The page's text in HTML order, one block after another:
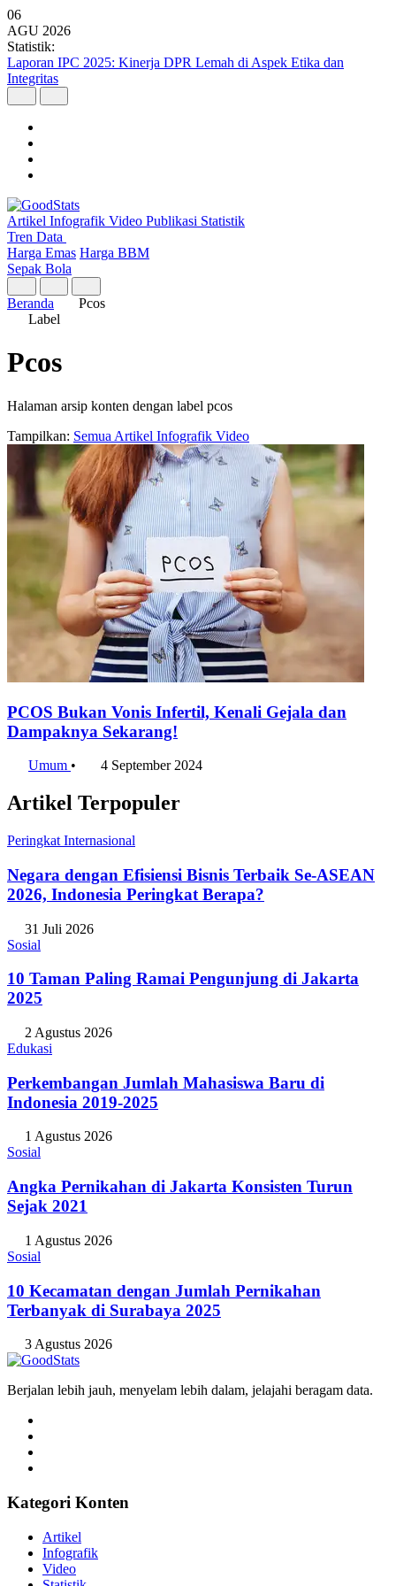
06
AGU 2026
Statistik:
Laporan IPC 2025: Kinerja DPR Lemah di Aspek Etika dan
Integritas
Artikel Infografik Video Publikasi Statistik
Tren Data
Harga Emas Harga BBM
Sepak Bola
Beranda
Pcos
Label
Pcos
Halaman arsip konten dengan label pcos
Tampilkan: Semua Artikel Infografik Video
PCOS Bukan Vonis Infertil, Kenali Gejala dan
Dampaknya Sekarang!
Umum • 4 September 2024
Artikel Terpopuler
Peringkat Internasional
Negara dengan Efisiensi Bisnis Terbaik Se-ASEAN
2026, Indonesia Peringkat Berapa?
31 Juli 2026
Sosial
10 Taman Paling Ramai Pengunjung di Jakarta
2025
2 Agustus 2026
Edukasi
Perkembangan Jumlah Mahasiswa Baru di
Indonesia 2019-2025
1 Agustus 2026
Sosial
Angka Pernikahan di Jakarta Konsisten Turun
Sejak 2021
1 Agustus 2026
Sosial
10 Kecamatan dengan Jumlah Pernikahan
Terbanyak di Surabaya 2025
3 Agustus 2026
Berjalan lebih jauh, menyelam lebih dalam, jelajahi beragam data.
Kategori Konten
Artikel
Infografik
Video